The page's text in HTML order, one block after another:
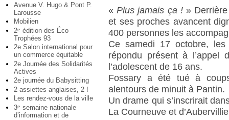
Avenue V. Hugo & Pont P.
Larousse
Mobilien
2e édition des Éco
Trophées 93
2e Salon international pour
un commerce équitable
2e Journée des Solidarités
Actives
2e journée du Babysitting
2 assiettes anglaises, 2 !
Les rendez-vous de la ville
3e semaine nationale
d’information et de
«Plus jamais ça !» Derrière
et ses proches avancent
400 personnes les
Ce samedi 17 octobre,
répondu présent à l’appel
l’adolescent de 16 ans.
Fossary a été tué à
alentours de minuit à Pantin.
Un drame qui s’inscrirait
La Courneuve et